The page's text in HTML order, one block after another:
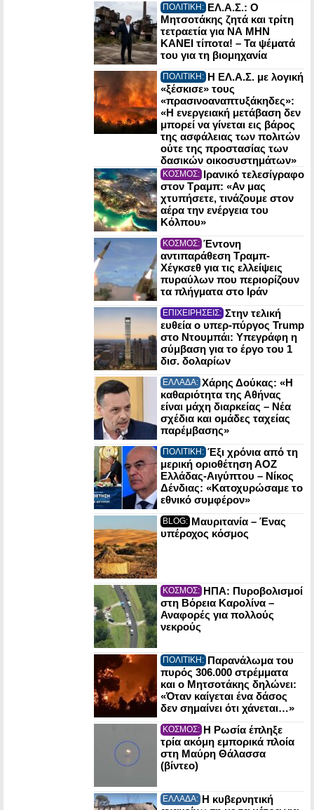
ΠΟΛΙΤΙΚΗ: ΕΛ.Α.Σ.: Ο
Μητσοτάκης ζητά και τρίτη
τετραετία για ΝΑ ΜΗΝ
ΚΑΝΕΙ τίποτα! – Τα ψέματά
του για τη βιομηχανία
ΠΟΛΙΤΙΚΗ: Η ΕΛ.Α.Σ. με λογική
«ξέσκισε» τους
«πρασινοαναπτυξάκηδες»:
«Η ενεργειακή μετάβαση δεν
μπορεί να γίνεται εις βάρος
της ασφάλειας των πολιτών
ούτε της προστασίας των
δασικών οικοσυστημάτων»
ΚΟΣΜΟΣ: Ιρανικό τελεσίγραφο
στον Τραμπ: «Αν μας
χτυπήσετε, τινάζουμε στον
αέρα την ενέργεια του
Κόλπου»
ΚΟΣΜΟΣ: Έντονη
αντιπαράθεση Τραμπ-
Χέγκσεθ για τις ελλείψεις
πυραύλων που περιορίζουν
τα πλήγματα στο Ιράν
ΕΠΙΧΕΙΡΗΣΕΙΣ: Στην τελική
ευθεία ο υπερ-πύργος Trump
στο Ντουμπάι: Υπεγράφη η
σύμβαση για το έργο του 1
δισ. δολαρίων
ΕΛΛΑΔΑ: Χάρης Δούκας: «Η
καθαριότητα της Αθήνας
είναι μάχη διαρκείας – Νέα
σχέδια και ομάδες ταχείας
παρέμβασης»
ΠΟΛΙΤΙΚΗ: Έξι χρόνια από τη
μερική οριοθέτηση ΑΟΖ
Ελλάδας-Αιγύπτου – Νίκος
Δένδιας: «Κατοχυρώσαμε το
εθνικό συμφέρον»
BLOG: Μαυριτανία – Ένας
υπέροχος κόσμος
ΚΟΣΜΟΣ: ΗΠΑ: Πυροβολισμοί
στη Βόρεια Καρολίνα –
Αναφορές για πολλούς
νεκρούς
ΠΟΛΙΤΙΚΗ: Παρανάλωμα του
πυρός 306.000 στρέμματα
και ο Μητσοτάκης δηλώνει:
«Όταν καίγεται ένα δάσος
δεν σημαίνει ότι χάνεται…»
ΚΟΣΜΟΣ: Η Ρωσία έπληξε
τρία ακόμη εμπορικά πλοία
στη Μαύρη Θάλασσα
(βίντεο)
ΕΛΛΑΔΑ: Η κυβερνητική